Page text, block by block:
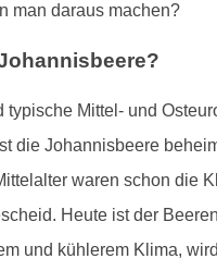
man daraus machen?
typische Mittel- und
die Johannisbeere
waren schon die
Heute ist der
und kühlerem Klima,